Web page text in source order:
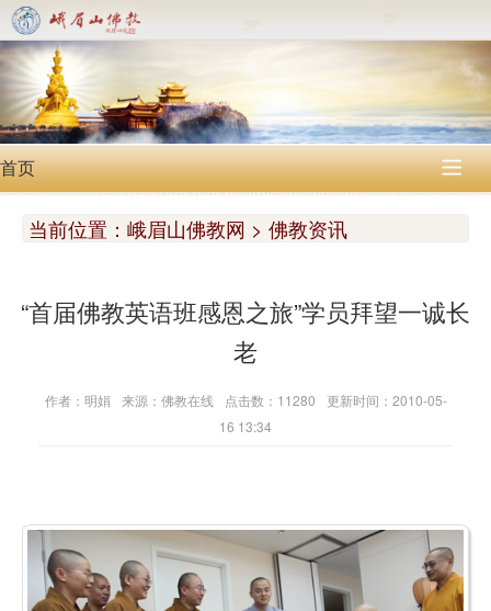
首页 
当前位置： 峨眉山佛教网 > 佛教资讯
“首届佛教英语班感恩之旅”学员拜望一诚长
老
作者：明娟 来源：佛教在线 点击数：11280
更新时间：2010-05-
16 13:34